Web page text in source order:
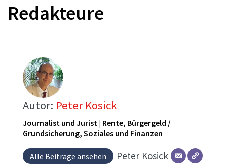
Redakteure
Autor: Peter Kosick
Journalist und Jurist | Rente, Bürgergeld /
Grundsicherung, Soziales und Finanzen
Alle Beiträge ansehen Peter Kosick